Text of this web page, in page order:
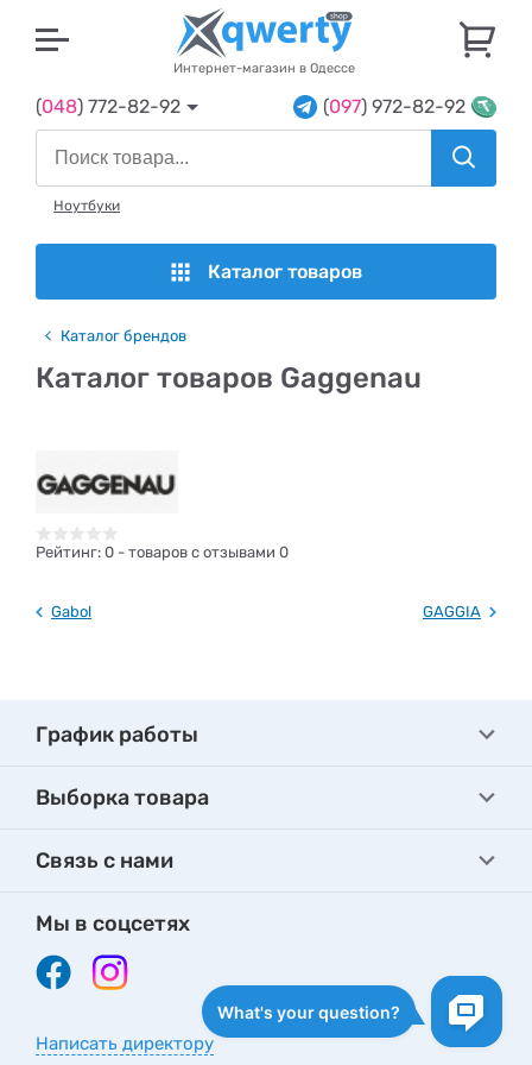
Интернет-магазин в Одессе
(048) 772-82-92 (097) 972-82-92
Ноутбуки
Каталог товаров
Каталог брендов
Каталог товаров Gaggenau
Рейтинг: 0 - товаров с отзывами 0
Gabol GAGGIA
График работы
Выборка товара
Связь с нами
Мы в соцсетях
Написать директору